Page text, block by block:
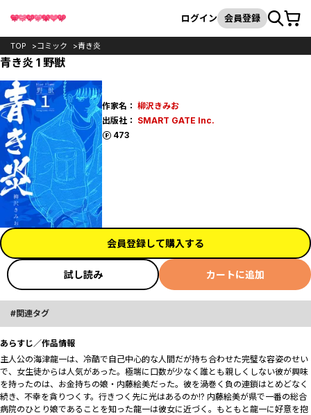
検索
ログイン 会員登録カート
TOP コミック 青き炎
青き炎 1 野獣
作家名： 柳沢きみお
出版社： SMART GATE Inc.
473
ポイント
会員登録して購入する
試し読み カートに追加
関連タグ
あらすじ／作品情報
主人公の海津龍一は、冷酷で自己中心的な人間だが持ち合わせた完璧な容姿のせい
で、女生徒からは人気があった。極端に口数が少なく誰とも親しくしない彼が興味
を持ったのは、お金持ちの娘・内藤絵美だった。彼を渦巻く負の連鎖はとめどなく
続き、不幸を貪りつくす。行きつく先に光はあるのか!? 内藤絵美が県で一番の総合
病院のひとり娘であることを知った龍一は彼女に近づく。もともと龍一に好意を抱